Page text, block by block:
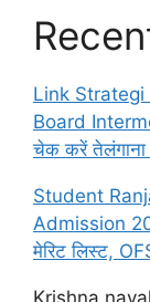
Link Strategi
Board
चेक करें तेलंगाना
Student
Admission
मेरिट लिस्ट,